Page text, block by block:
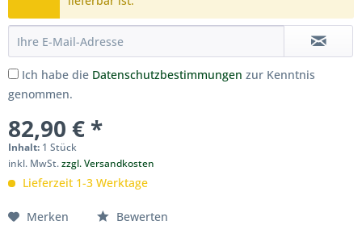
Ich habe die Datenschutzbestimmungen zur Kenntnis
genommen.
82,90 € *
Inhalt: 1 Stück
inkl. MwSt.zzgl. Versandkosten
Lieferzeit 1-3 Werktage
Merken Bewerten